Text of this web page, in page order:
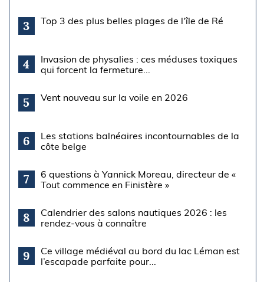
3 Top 3 des plus belles plages de l'île de Ré
4
Invasion de physalies : ces méduses toxiques
qui forcent la fermeture...
5 Vent nouveau sur la voile en 2026
6
Les stations balnéaires incontournables de la
côte belge
7
6 questions à Yannick Moreau, directeur de «
Tout commence en Finistère »
8
Calendrier des salons nautiques 2026 : les
rendez-vous à connaître
9
Ce village médiéval au bord du lac Léman est
l’escapade parfaite pour...